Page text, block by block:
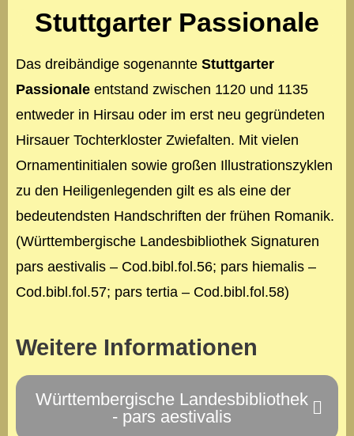
Stuttgarter Passionale
Das dreibändige sogenannte Stuttgarter
Passionale entstand zwischen 1120 und 1135
entweder in Hirsau oder im erst neu gegründeten
Hirsauer Tochterkloster Zwiefalten. Mit vielen
Ornamentinitialen sowie großen Illustrationszyklen
zu den Heiligenlegenden gilt es als eine der
bedeutendsten Handschriften der frühen Romanik.
(Württembergische Landesbibliothek Signaturen
pars aestivalis – Cod.bibl.fol.56; pars hiemalis –
Cod.bibl.fol.57; pars tertia – Cod.bibl.fol.58)
Weitere Informationen
Württembergische Landesbibliothek
- pars aestivalis